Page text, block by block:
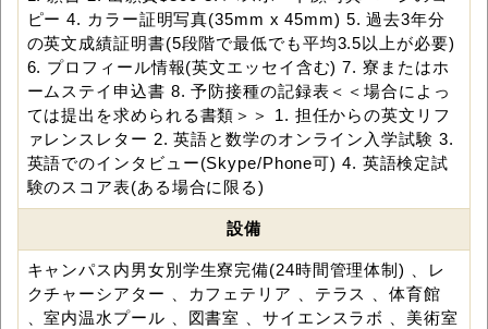
ピー 4. カラー証明写真(35mm x 45mm) 5. 過去3年分
の英文成績証明書(5段階で最低でも平均3.5以上が必要)
6. プロフィール情報(英文エッセイ含む) 7. 寮またはホ
ームステイ申込書 8. 予防接種の記録表＜＜場合によっ
ては提出を求められる書類＞＞ 1. 担任からの英文リフ
ァレンスレター 2. 英語と数学のオンライン入学試験 3.
英語でのインタビュー(Skype/Phone可) 4. 英語検定試
験のスコア表(ある場合に限る)
設備
キャンパス内男女別学生寮完備(24時間管理体制) 、レ
クチャーシアター 、カフェテリア 、テラス 、体育館
、室内温水プール 、図書室 、サイエンスラボ 、美術室